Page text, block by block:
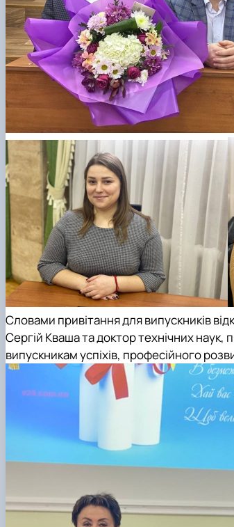
Словами привітання для випускників
Сергій Кваша та доктор технічних
випускникам успіхів, професійного